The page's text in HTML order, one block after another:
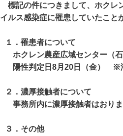
標記の件につきまして、ホクレ
イルス感染症に罹患していたこと
１．罹患者について
ホクレン農産広域センター（
陽性判定日 8月 20日（金） ※
２．濃厚接触者について
事務所内に濃厚接触者はおりま
３．その他